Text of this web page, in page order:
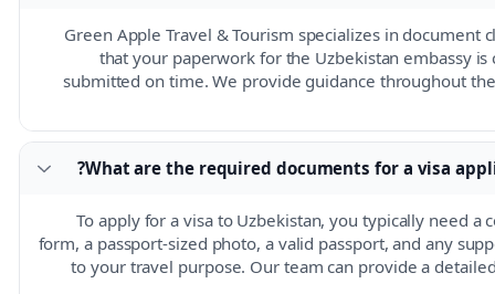
Green Apple Travel & Tourism specializes in document
that your paperwork for the Uzbekistan embassy
submitted on time. We provide guidance throughout
What are the required documents for a visa
To apply for a visa to Uzbekistan, you typically need a
form, a passport-sized photo, a valid passport, and any
to your travel purpose. Our team can provide a